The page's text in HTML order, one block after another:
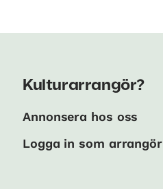
Kulturarrangör?
Annonsera hos oss
Logga in som arrangör